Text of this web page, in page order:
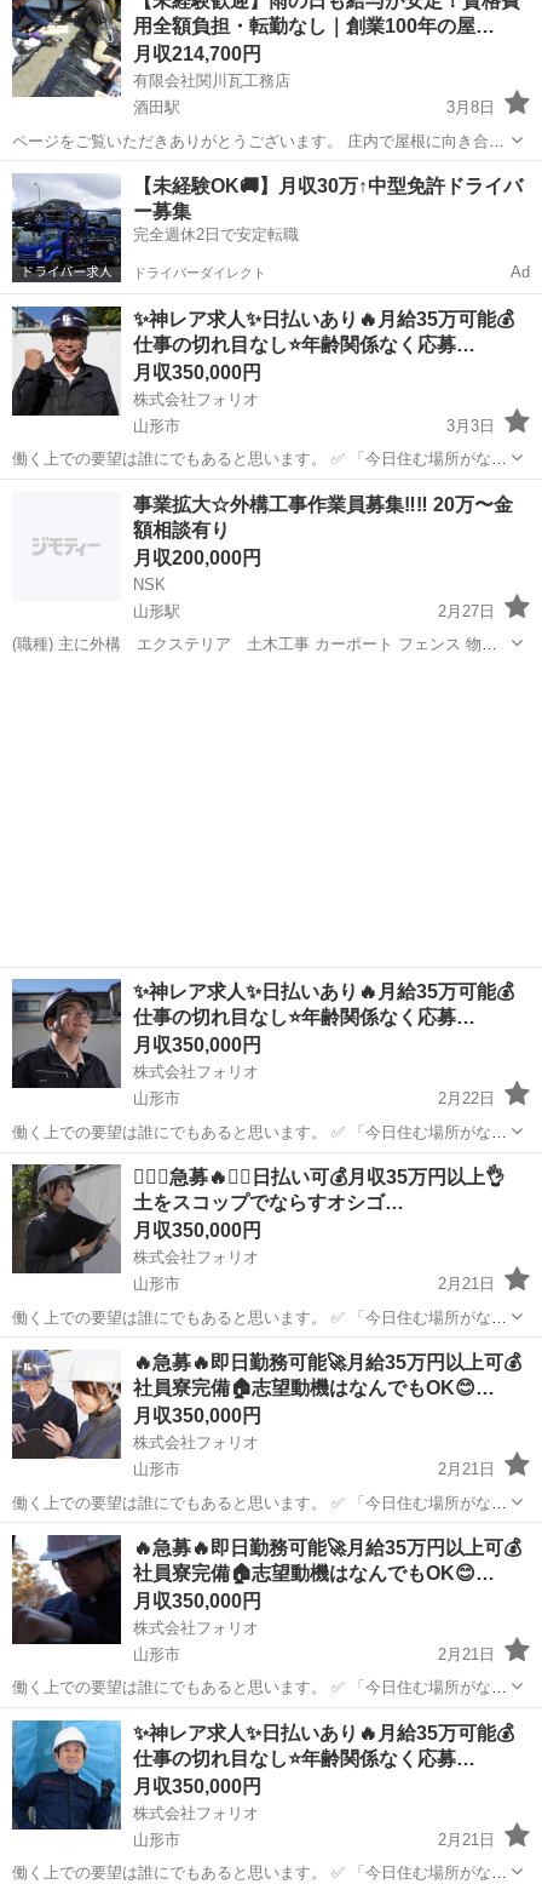
「経験ないけど、とにかく稼ぎたい」 私たちにご相談いただければ、
そんなあ...
用全額負担・転勤なし｜創業100年の屋…
月収214,700円
有限会社関川瓦工務店
酒田駅
3月8日
ページをご覧いただきありがとうございます。 庄内で屋根に向き合い
続けて100年「関川瓦工務店」です。 技術を次世代に繋ぐため、新し
い仲間を募集します。 ＼関川瓦工務店で働く5つの魅力／ ① 驚きの定
着率！...
山形 酒田市 酒田駅 その他 未経験
【未経験OK🚚】月収30万↑中型免許ドライバ
ー募集
完全週休2日で安定転職
ドライバーダイレクト Ad
✨神レア求人✨日払いあり🔥月給35万可能💰
仕事の切れ目なし⭐️年齢関係なく応募…
月収350,000円
株式会社フォリオ
山形市
3月3日
働く上での要望は誰にでもあると思います。 ✅ 「今日住む場所がな
い、即入寮したい」 ✅ 「手持ちがピンチ、明日日払いが欲しい」 ✅
「経験ないけど、とにかく稼ぎたい」 私たちにご相談いただければ、
山形市 土木 レア
事業拡大☆外構工事作業員募集‼︎‼︎ 20万〜金
額相談有り
月収200,000円
NSK
山形駅
2月27日
(職種) 主に外構 エクステリア 土木工事 カーポート フェンス 物置
✨神レア求人✨日払いあり🔥月給35万可能💰
仕事の切れ目なし⭐️年齢関係なく応募…
月収350,000円
株式会社フォリオ
山形市
2月22日
働く上での要望は誰にでもあると思います。 ✅ 「今日住む場所がな
い、即入寮したい」 ✅ 「手持ちがピンチ、明日日払いが欲しい」 ✅
「経験ないけど、とにかく稼ぎたい」 私たちにご相談いただければ、
そんなあ...
山形 山形市 土木
❤️‍🔥🔥急募🔥❤️‍🔥日払い可💰月収35万円以上👌
土をスコップでならすオシゴ…
月収350,000円
株式会社フォリオ
山形市
2月21日
働く上での要望は誰にでもあると思います。 ✅ 「今日住む場所がな
い、即入寮したい」 ✅ 「手持ちがピンチ、明日日払いが欲しい」 ✅
「経験ないけど、とにかく稼ぎたい」 私たちにご相談いただければ、
そんなあ...
山形 土木
🔥急募🔥即日勤務可能🚀月給35万円以上可💰
社員寮完備🏠志望動機はなんでもOK😊…
月収350,000円
株式会社フォリオ
山形市
2月21日
働く上での要望は誰にでもあると思います。 ✅ 「今日住む場所がな
い、即入寮したい」 ✅ 「手持ちがピンチ、明日日払いが欲しい」 ✅
「経験ないけど、とにかく稼ぎたい」 私たちにご相談いただければ、
そんなあ...
山形 山形市 土木
🔥急募🔥即日勤務可能🚀月給35万円以上可💰
社員寮完備🏠志望動機はなんでもOK😊…
月収350,000円
株式会社フォリオ
山形市
2月21日
働く上での要望は誰にでもあると思います。 ✅ 「今日住む場所がな
い、即入寮したい」 ✅ 「手持ちがピンチ、明日日払いが欲しい」 ✅
「経験ないけど、とにかく稼ぎたい」 私たちにご相談いただければ、
そんなあ...
山形 山形市 社員
✨神レア求人✨日払いあり🔥月給35万可能💰
仕事の切れ目なし⭐️年齢関係なく応募…
月収350,000円
株式会社フォリオ
山形市
2月21日
働く上での要望は誰にでもあると思います。 ✅ 「今日住む場所がな